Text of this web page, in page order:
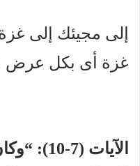
إلى مجيئك إلى
غزة أى بكل عرض
الآيات